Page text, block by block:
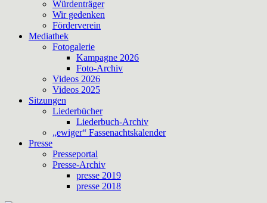
Würdenträger
Wir gedenken
Förderverein
Mediathek
Fotogalerie
Kampagne 2026
Foto-Archiv
Videos 2026
Videos 2025
Sitzungen
Liederbücher
Liederbuch-Archiv
„ewiger“ Fassenachtskalender
Presse
Presseportal
Presse-Archiv
presse 2019
presse 2018